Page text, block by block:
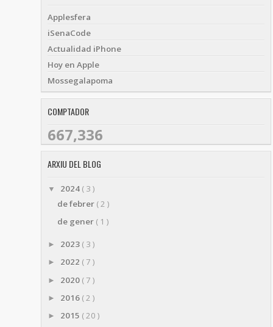
Applesfera
iSenaCode
Actualidad iPhone
Hoy en Apple
Mossegalapoma
COMPTADOR
667,336
ARXIU DEL BLOG
▼ 2024 ( 3 )
de febrer ( 2 )
de gener ( 1 )
► 2023 ( 3 )
► 2022 ( 7 )
► 2020 ( 7 )
► 2016 ( 2 )
► 2015 ( 20 )